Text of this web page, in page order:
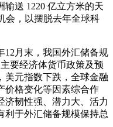
送 1220 亿立方米的天
会，以摆脱去年全球科
月末，我国外汇储备规
要经济体货币政策及预
美元指数下跌，全球金融
价格变化等因素综合作
济韧性强、潜力大、活力
利于外汇储备规模保持总